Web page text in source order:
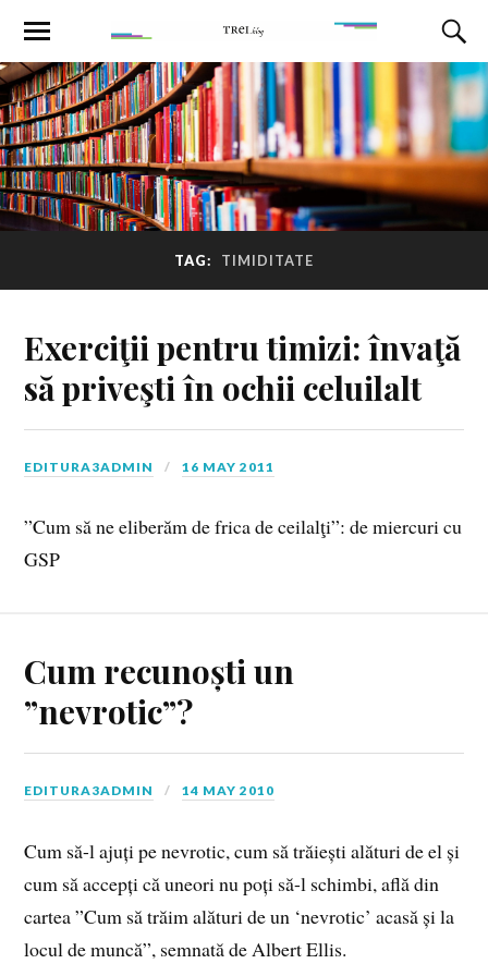
TAG: TIMIDITATE
Exerciţii pentru timizi: învaţă
să priveşti în ochii celuilalt
EDITURA3ADMIN 16 MAY 2011
”Cum să ne eliberăm de frica de ceilalţi”: de miercuri cu
GSP
Cum recunoști un
”nevrotic”?
EDITURA3ADMIN 14 MAY 2010
Cum să-l ajuți pe nevrotic, cum să trăiești alături de el și
cum să accepți că uneori nu poți să-l schimbi, află din
cartea ”Cum să trăim alături de un ‘nevrotic’ acasă și la
locul de muncă”, semnată de Albert Ellis.